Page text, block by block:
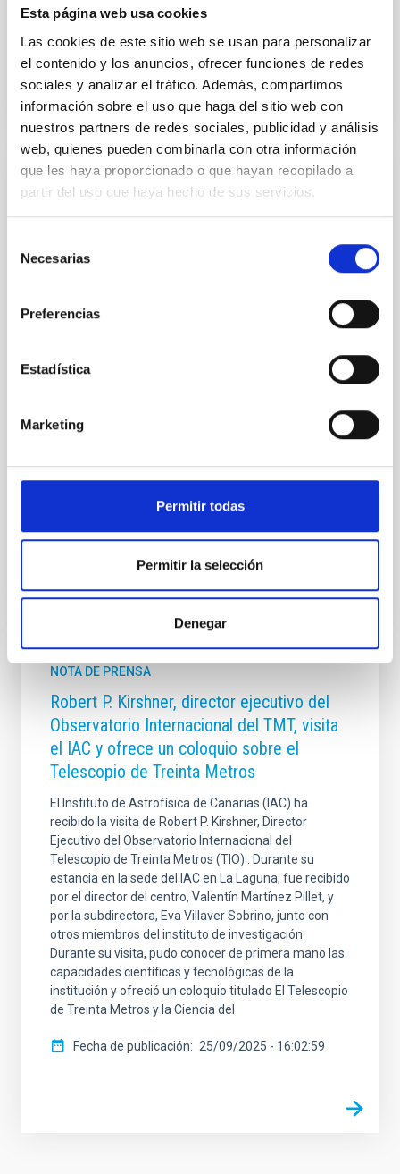
Esta página web usa cookies
Las cookies de este sitio web se usan para personalizar
el contenido y los anuncios, ofrecer funciones de redes
sociales y analizar el tráfico. Además, compartimos
información sobre el uso que haga del sitio web con
nuestros partners de redes sociales, publicidad y análisis
web, quienes pueden combinarla con otra información
que les haya proporcionado o que hayan recopilado a
partir del uso que haya hecho de sus servicios.
Necesarias
Preferencias
Estadística
Marketing
Permitir todas
Permitir la selección
Denegar
posdoctorales en sus primeras etapas
Fecha de publicación 14/11/2025 - 12:42:36
NOTA DE PRENSA
El cosmólogo Julio Navarro ofrecerá una
de la Física moderna
del programa Investigadores Visitantes Fundación
Occident, analizará las incógnitas que aún rodean al
julio, a las 17:00 horas, el Museo de la Ciencia y el
Cosmos acogerá la conferencia pública “Cosmología:
por el prestigioso astrónomo y cosmólogo Julio
Instituto de Astrofísica de Canarias (IAC) dentro del
Fecha de publicación 03/07/2026 - 13:30:37
NOTA DE PRENSA
Robert P. Kirshner, director ejecutivo del
Observatorio Internacional del TMT, visita
el IAC y ofrece un coloquio sobre el
Telescopio de Treinta Metros
El Instituto de Astrofísica de Canarias (IAC) ha
recibido la visita de Robert P. Kirshner, Director
Ejecutivo del Observatorio Internacional del
Telescopio de Treinta Metros (TIO) . Durante su
estancia en la sede del IAC en La Laguna, fue recibido
por el director del centro, Valentín Martínez Pillet, y
por la subdirectora, Eva Villaver Sobrino, junto con
otros miembros del instituto de investigación.
Durante su visita, pudo conocer de primera mano las
capacidades científicas y tecnológicas de la
institución y ofreció un coloquio titulado El Telescopio
de Treinta Metros y la Ciencia del
Fecha de publicación 25/09/2025 - 16:02:59